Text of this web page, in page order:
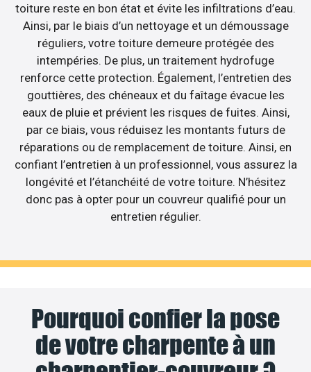
toiture reste en bon état et évite les infiltrations d’eau.
Ainsi, par le biais d’un nettoyage et un démoussage
réguliers, votre toiture demeure protégée des
intempéries. De plus, un traitement hydrofuge
renforce cette protection. Également, l’entretien des
gouttières, des chéneaux et du faîtage évacue les
eaux de pluie et prévient les risques de fuites. Ainsi,
par ce biais, vous réduisez les montants futurs de
réparations ou de remplacement de toiture. Ainsi, en
confiant l’entretien à un professionnel, vous assurez la
longévité et l’étanchéité de votre toiture. N’hésitez
donc pas à opter pour un couvreur qualifié pour un
entretien régulier.
Pourquoi confier la pose
de votre charpente à un